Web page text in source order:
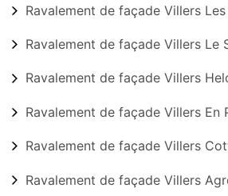
Ravalement de façade Villers Les
Ravalement de façade Villers Le
Ravalement de façade Villers
Ravalement de façade Villers En
Ravalement de façade Villers
Ravalement de façade Villers